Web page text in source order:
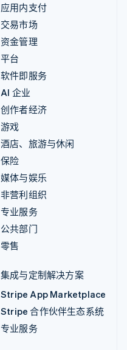
应用内支付
交易市场
资金管理
平台
软件即服务
AI 企业
创作者经济
游戏
酒店、旅游与休闲
保险
媒体与娱乐
非营利组织
专业服务
公共部门
零售
集成与定制解决方案
Stripe App Marketplace
Stripe 合作伙伴生态系统
专业服务